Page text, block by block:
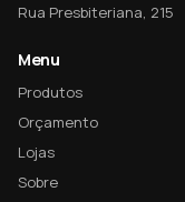
Rua Presbiteriana, 215
Menu
Produtos
Orçamento
Lojas
Sobre